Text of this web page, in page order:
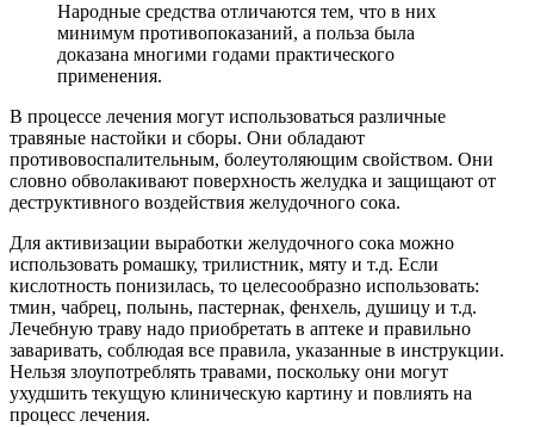
Народные средства отличаются тем, что в них
минимум противопоказаний, а польза была
доказана многими годами практического
применения.
В процессе лечения могут использоваться различные
травяные настойки и сборы. Они обладают
противовоспалительным, болеутоляющим свойством. Они
словно обволакивают поверхность желудка и защищают от
деструктивного воздействия желудочного сока.
Для активизации выработки желудочного сока можно
использовать ромашку, трилистник, мяту и т.д. Если
кислотность понизилась, то целесообразно использовать:
тмин, чабрец, полынь, пастернак, фенхель, душицу и т.д.
Лечебную траву надо приобретать в аптеке и правильно
заваривать, соблюдая все правила, указанные в инструкции.
Нельзя злоупотреблять травами, поскольку они могут
ухудшить текущую клиническую картину и повлиять на
процесс лечения.